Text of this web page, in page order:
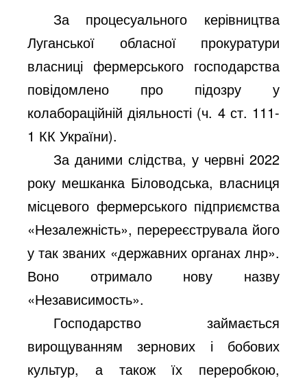
За процесуального керівництва
Луганської обласної прокуратури
власниці фермерського господарства
повідомлено про підозру у
колабораційній діяльності (ч. 4 ст. 111-
1 КК України).
За даними слідства, у червні 2022
року мешканка Біловодська, власниця
місцевого фермерського підприємства
«Незалежність», перереєструвала його
у так званих «державних органах лнр».
Воно отримало нову назву
«Независимость».
Господарство займається
вирощуванням зернових і бобових
культур, а також їх переробкою,